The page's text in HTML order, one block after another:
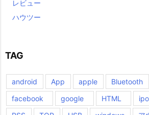
レビュー
ハウツー
TAG
android App apple Bluetooth
facebook
google HTML